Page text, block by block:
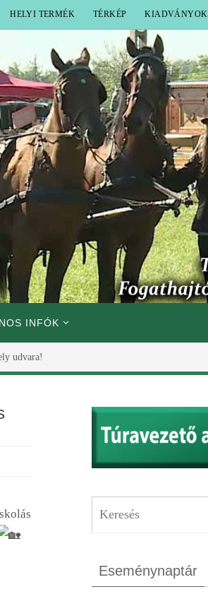
HELYI TERMÉK TÉRKÉP KIADVÁNYOK
INFÓK
udvara!
Eseménynaptár